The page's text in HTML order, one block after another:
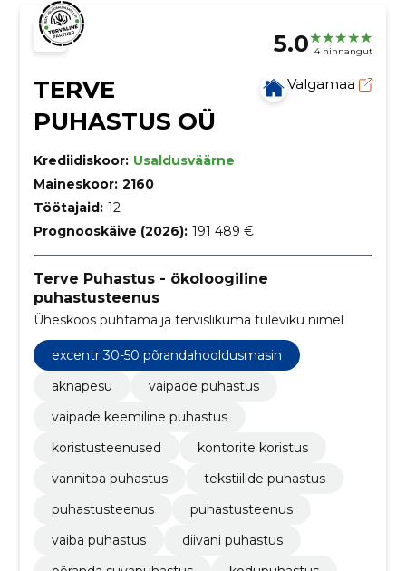
5.0 4 hinnangut
TERVE
PUHASTUS OÜ
Valgamaa
Krediidiskoor: Usaldusväärne
Maineskoor: 2160
Töötajaid: 12
Prognooskäive (2026): 191 489 €
Terve Puhastus - ökoloogiline
puhastusteenus
Üheskoos puhtama ja tervislikuma tuleviku nimel
excentr 30-50 põrandahooldusmasin
aknapesu
vaipade puhastus
vaipade keemiline puhastus
koristusteenused
kontorite koristus
vannitoa puhastus
tekstiilide puhastus
puhastusteenus
puhastusteenus
vaiba puhastus
diivani puhastus